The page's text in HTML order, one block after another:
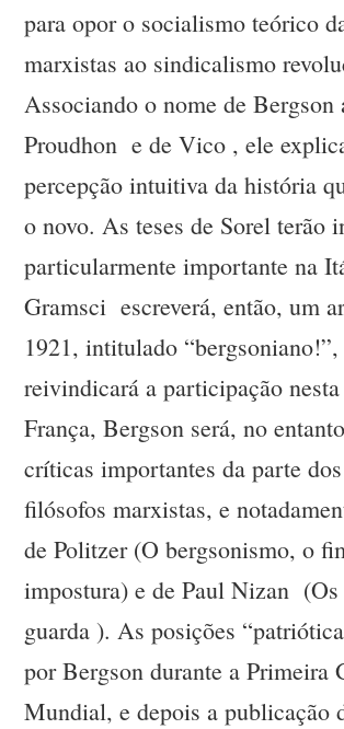
para opor o socialismo teórico
marxistas ao sindicalismo
Associando o nome de Bergson
Proudhon e de Vico , ele
percepção intuitiva da história
o novo. As teses de Sorel terão
particularmente importante na
Gramsci escreverá, então, um
1921, intitulado
reivindicará a participação
França, Bergson será, no
críticas importantes da parte
filósofos marxistas, e
de Politzer (O bergsonismo, o
impostura) e de Paul Nizan (Os
guarda ). As posições
por Bergson durante a Primeira
Mundial, e depois a publicação